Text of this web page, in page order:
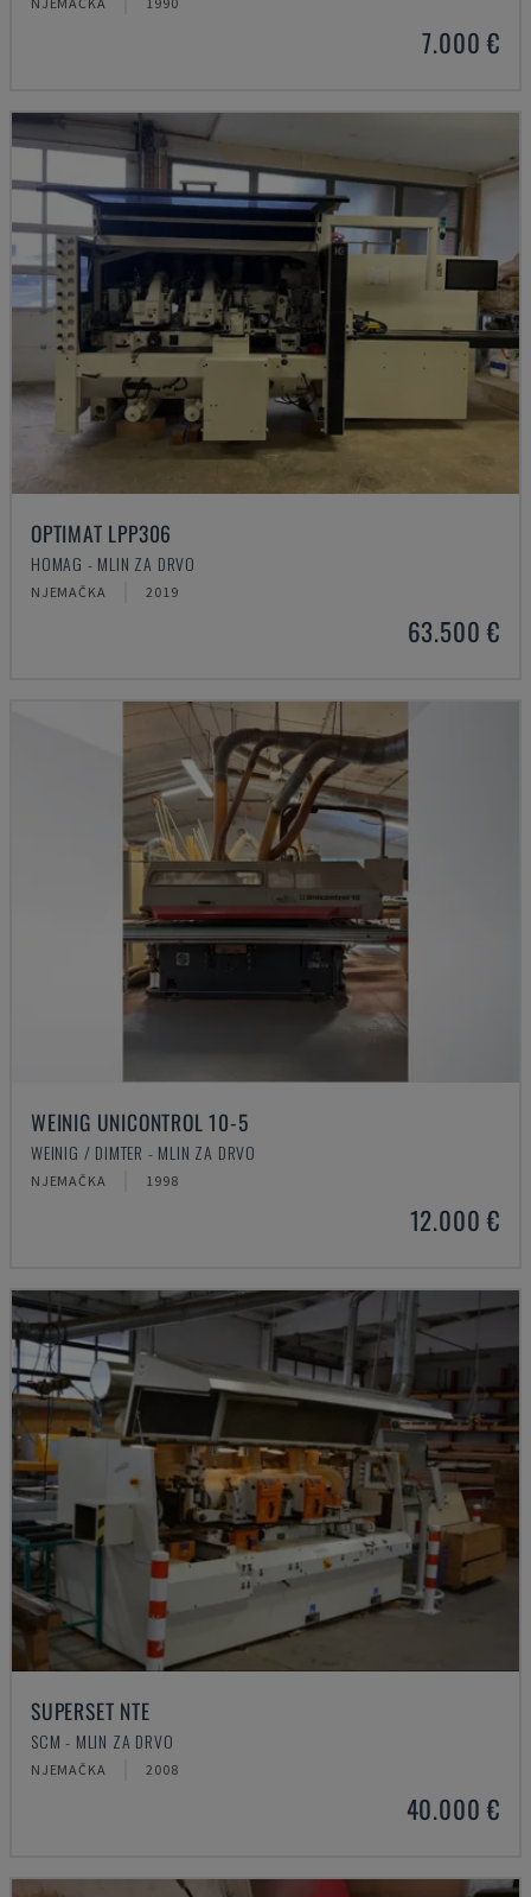
7.000 €
OPTIMAT LPP306
HOMAG - MLIN ZA DRVO
NJEMAČKA 2019
63.500 €
WEINIG UNICONTROL 10-5
WEINIG / DIMTER - MLIN ZA DRVO
NJEMAČKA 1998
12.000 €
SUPERSET NTE
SCM - MLIN ZA DRVO
NJEMAČKA 2008
40.000 €